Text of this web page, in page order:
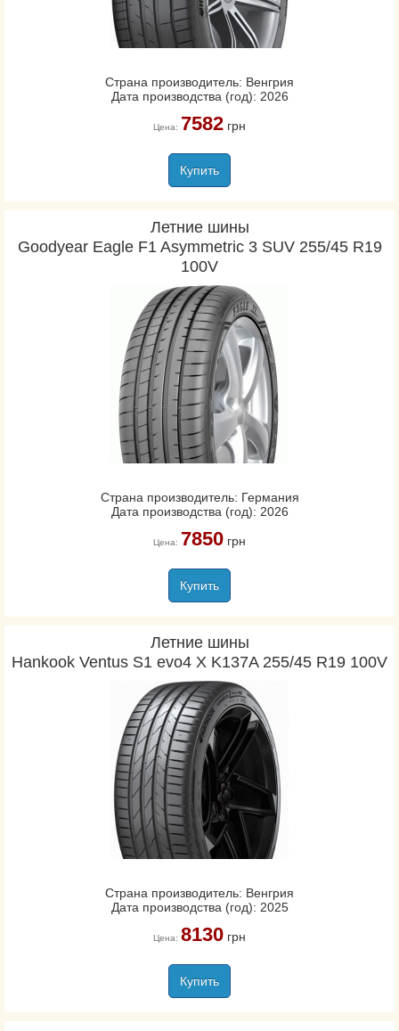
Страна производитель: Венгрия
Дата производства (год): 2026
Цена: 7582грн
Купить
Летние шины
Goodyear Eagle F1 Asymmetric 3 SUV 255/45 R19
100V
Страна производитель: Германия
Дата производства (год): 2026
Цена: 7850грн
Купить
Летние шины
Hankook Ventus S1 evo4 X K137A 255/45 R19 100V
Страна производитель: Венгрия
Дата производства (год): 2025
Цена: 8130грн
Купить